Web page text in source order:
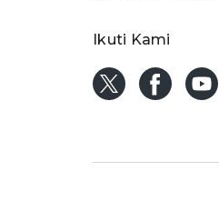
Ikuti Kami